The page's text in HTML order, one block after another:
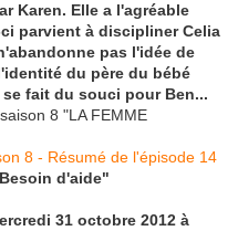
Karen. Elle a l'agréable
parvient à discipliner Celia
pas l'idée de
é du père du bébé
fait du souci pour Ben...
8 "LA FEMME
8 - Résumé de l'épisode 14
d'aide"
31 octobre 2012 à